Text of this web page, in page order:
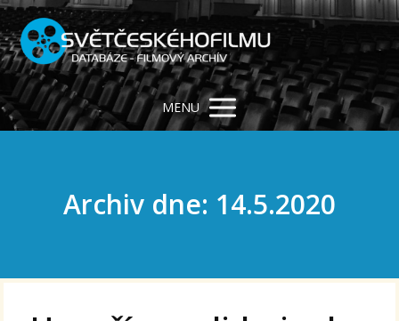
MENU
Archiv dne: 14.5.2020